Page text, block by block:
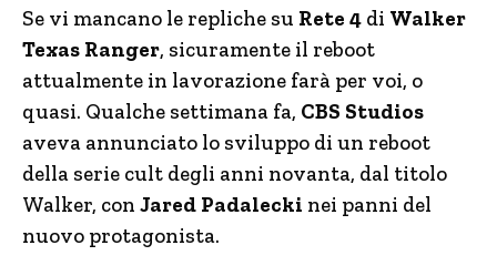
Se vi mancano le repliche su Rete 4 di Walker
Texas Ranger, sicuramente il reboot
attualmente in lavorazione farà per voi, o
quasi. Qualche settimana fa, CBS Studios
aveva annunciato lo sviluppo di un reboot
della serie cult degli anni novanta, dal titolo
Walker, con Jared Padalecki nei panni del
nuovo protagonista.